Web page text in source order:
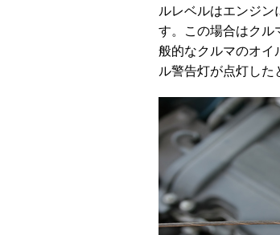
ルレベルはエンジ
す。この場合はクル
般的なクルマのオイ
ル警告灯が点灯した